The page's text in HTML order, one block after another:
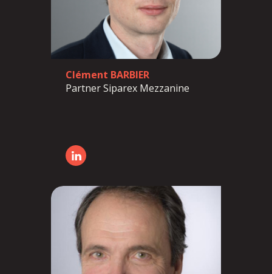
Clément BARBIER
Partner Siparex Mezzanine